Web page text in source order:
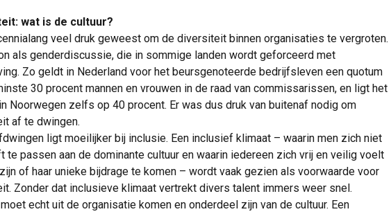
wat is de cultuur?
veel druk geweest om de diversiteit binnen organisaties te vergroten.
als genderdiscussie, die in sommige landen wordt geforceerd met
Zo geldt in Nederland voor het beursgenoteerde bedrijfsleven een quotum
30 procent mannen en vrouwen in de raad van commissarissen, en ligt het
Noorwegen zelfs op 40 procent. Er was dus druk van buitenaf nodig om
af te dwingen.
ligt moeilijker bij inclusie. Een inclusief klimaat – waarin men zich niet
te passen aan de dominante cultuur en waarin iedereen zich vrij en veilig voelt
of haar unieke bijdrage te komen – wordt vaak gezien als voorwaarde voor
Zonder dat inclusieve klimaat vertrekt divers talent immers weer snel.
echt uit de organisatie komen en onderdeel zijn van de cultuur. Een